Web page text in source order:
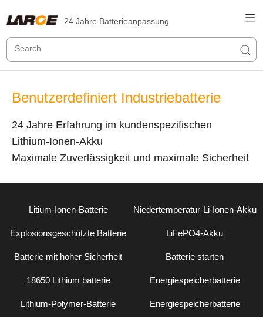
24 Jahre Batterieanpassung
Benutzerdefiniert Industriebatterie
24 Jahre Erfahrung im kundenspezifischen
Lithium-Ionen-Akku
Maximale Zuverlässigkeit und maximale Sicherheit
Litium-Ionen-Batterie Niedertemperatur-Li-Ionen-Akku
Explosionsgeschützte Batterie LiFePO4-Akku
Batterie mit hoher Sicherheit Batterie starten
18650 Lithium batterie Energiespeicherbatterie
Lithium-Polymer-Batterie Energiespeicherbatterie